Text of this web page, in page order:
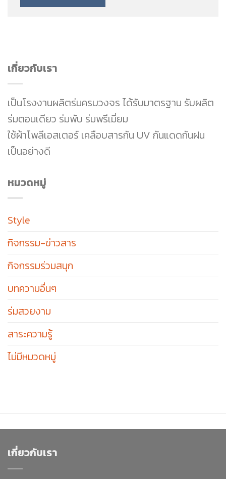
เกี่ยวกับเรา
เป็นโรงงานผลิตร่มครบวงจร ได้รับมาตรฐาน รับผลิต
ร่มตอนเดียว ร่มพับ ร่มพรีเมี่ยม
ใช้ผ้าโพลีเอสเตอร์ เคลือบสารกัน UV กันแดดกันฝน
เป็นอย่างดี
หมวดหมู่
Style
กิจกรรม-ข่าวสาร
กิจกรรมร่วมสนุก
บทความอื่นๆ
ร่มสวยงาม
สาระความรู้
ไม่มีหมวดหมู่
เกี่ยวกับเรา